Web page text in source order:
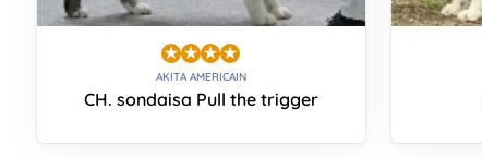
AKITA AMERICAIN
CH. sondaisa Pull the trigger